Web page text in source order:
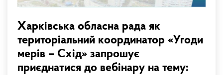
Харківська обласна рада як
територіальний координатор «Угоди
мерів – Схід» запрошує
приєднатися до вебінару на тему: